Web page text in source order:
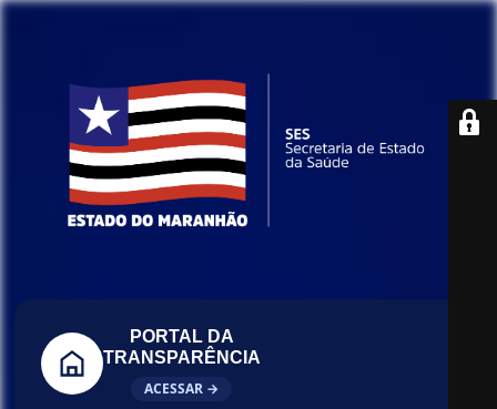
PORTAL DA
TRANSPARÊNCIA
ACESSAR →